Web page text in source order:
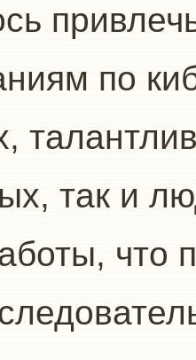
по
так и
что